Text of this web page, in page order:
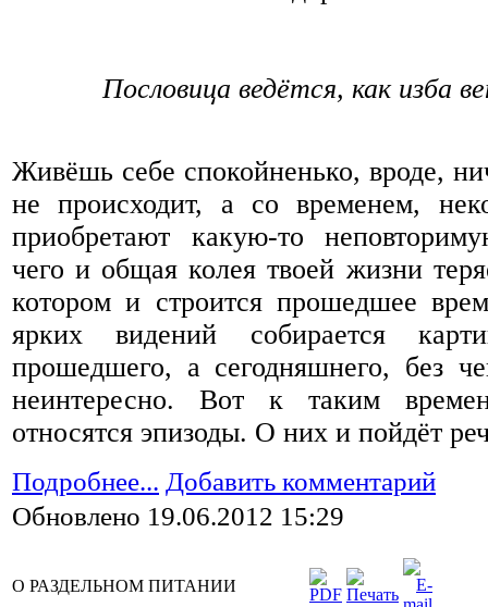
Пословица ведётся, как изба
Живёшь себе спокойненько, вроде,
не происходит, а со временем,
приобретают какую-то
чего и общая колея твоей жизни
котором и строится прошедшее
ярких видений собирается
прошедшего, а сегодняшнего, без
неинтересно. Вот к таким
относятся эпизоды. О них и пойдёт
Подробнее... Добавить комментарий
Обновлено 19.06.2012 15:29
О РАЗДЕЛЬНОМ ПИТАНИИ